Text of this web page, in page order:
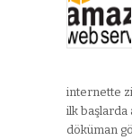
internette
ilk başlarda
döküman